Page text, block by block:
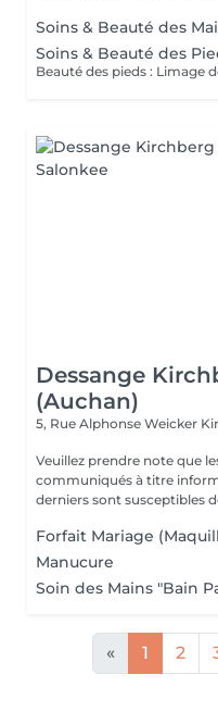
Soins & Beauté des
Soins & Beauté des
Dessange
(Auchan)
5, Rue Alphonse Weicker
Veuillez prendre note que
communiqués à titre
derniers sont susceptibles
Forfait Mariage
Manucure
Soin des Mains "Bain
« 1 2